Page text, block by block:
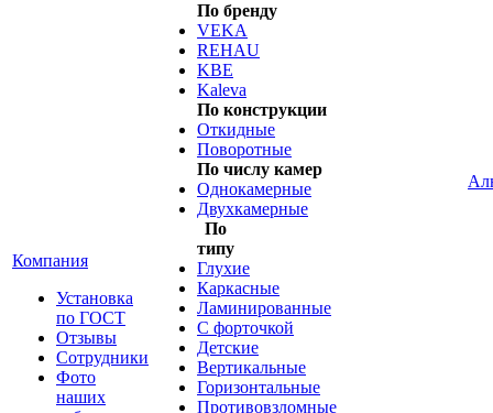
Компания
Установка
по ГОСТ
Отзывы
Сотрудники
Фото
наших
По бренду
VEKA
REHAU
KBE
Kaleva
По конструкции
Откидные
Поворотные
По числу камер
Однокамерные
Двухкамерные
По
типу
Глухие
Каркасные
Ламинированные
С форточкой
Детские
Вертикальные
Горизонтальные
Противовзломные